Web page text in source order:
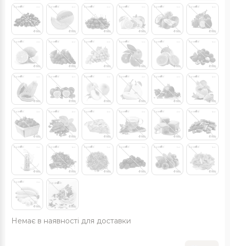
Немає в наявності для доставки